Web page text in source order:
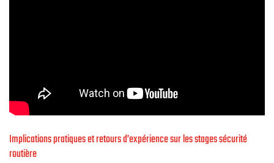
Implications pratiques et retours d’expérience sur les stages sécurité
routière